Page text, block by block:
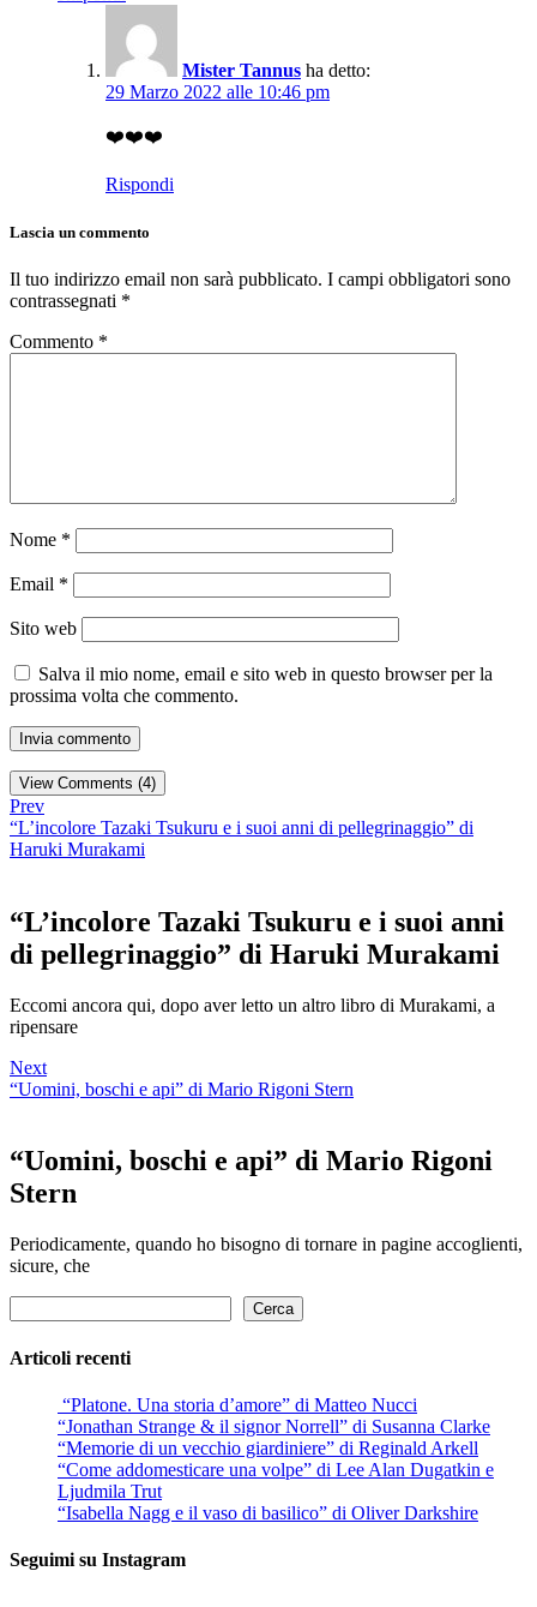
Mister Tannus ha detto:
29 Marzo 2022 alle 10:46 pm
❤️❤️❤️
Rispondi
Lascia un commento
Il tuo indirizzo email non sarà pubblicato. I campi obbligatori sono
contrassegnati *
Commento *
Nome *
Email *
Sito web
Salva il mio nome, email e sito web in questo browser per la
prossima volta che commento.
View Comments (4)
Prev
“L’incolore Tazaki Tsukuru e i suoi anni di pellegrinaggio” di
Haruki Murakami
“L’incolore Tazaki Tsukuru e i suoi anni
di pellegrinaggio” di Haruki Murakami
Eccomi ancora qui, dopo aver letto un altro libro di Murakami, a
ripensare
Next
“Uomini, boschi e api” di Mario Rigoni Stern
“Uomini, boschi e api” di Mario Rigoni
Stern
Periodicamente, quando ho bisogno di tornare in pagine accoglienti,
sicure, che
Cerca
Articoli recenti
“Platone. Una storia d’amore” di Matteo Nucci
“Jonathan Strange & il signor Norrell” di Susanna Clarke
“Memorie di un vecchio giardiniere” di Reginald Arkell
“Come addomesticare una volpe” di Lee Alan Dugatkin e
Ljudmila Trut
“Isabella Nagg e il vaso di basilico” di Oliver Darkshire
Seguimi su Instagram